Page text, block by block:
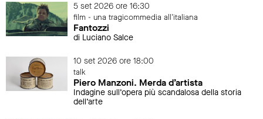
5 set 2026 ore 16:30
film - una tragicommedia all'italiana
Fantozzi
di Luciano Salce
10 set 2026 ore 18:00
talk
Piero Manzoni. Merda d’artista
Indagine sull’opera più scandalosa della storia
dell’arte